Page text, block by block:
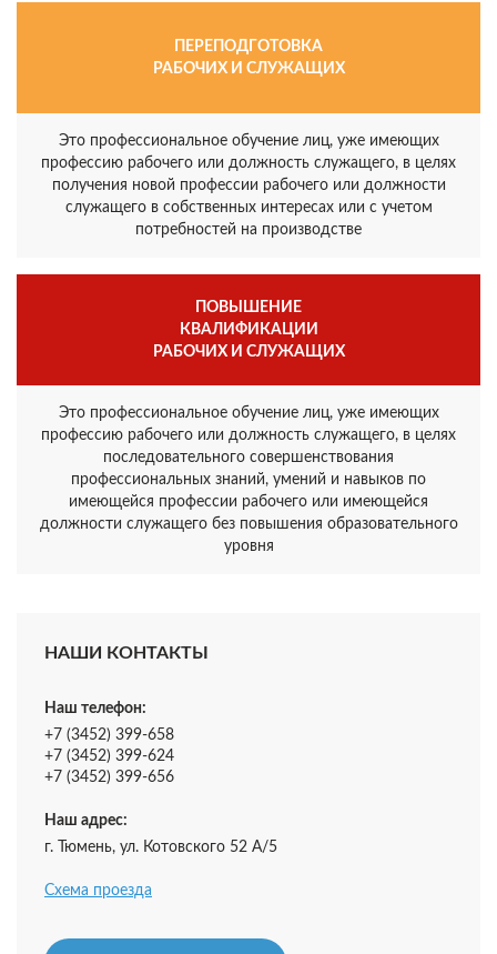
ПЕРЕПОДГОТОВКА
РАБОЧИХ И СЛУЖАЩИХ
Это профессиональное обучение лиц, уже имеющих
профессию рабочего или должность служащего, в целях
получения новой профессии рабочего или должности
служащего в собственных интересах или с учетом
потребностей на производстве
ПОВЫШЕНИЕ
КВАЛИФИКАЦИИ
РАБОЧИХ И СЛУЖАЩИХ
Это профессиональное обучение лиц, уже имеющих
профессию рабочего или должность служащего, в целях
последовательного совершенствования
профессиональных знаний, умений и навыков по
имеющейся профессии рабочего или имеющейся
должности служащего без повышения образовательного
уровня
НАШИ КОНТАКТЫ
Наш телефон:
+7 (3452) 399-658
+7 (3452) 399-624
+7 (3452) 399-656
Наш адрес:
г. Тюмень, ул. Котовского 52 А/5
Схема проезда